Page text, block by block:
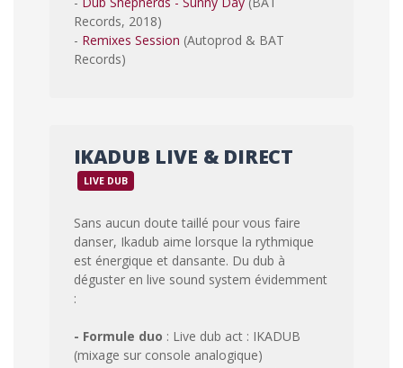
Records, 2018)
- Remixes Session (Autoprod & BAT
Records)
IKADUB LIVE & DIRECT
LIVE DUB
Sans aucun doute taillé pour vous faire
danser, Ikadub aime lorsque la rythmique
est énergique et dansante. Du dub à
déguster en live sound system évidemment
:
- Formule duo : Live dub act : IKADUB
(mixage sur console analogique)